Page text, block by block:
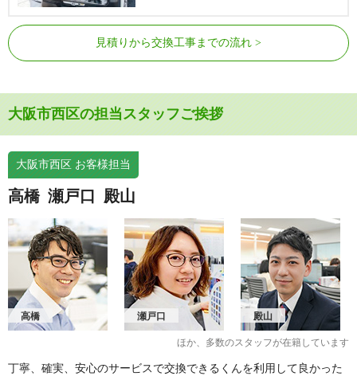
見積りから交換工事までの流れ
大阪市西区の担当スタッフご挨拶
大阪市西区 お客様担当
高橋 瀬戸口 殿山
高橋 瀬戸口 殿山
ほか、多数のスタッフが在籍しています
丁寧、確実、安心のサービスで交換できるくんを利用して良かった